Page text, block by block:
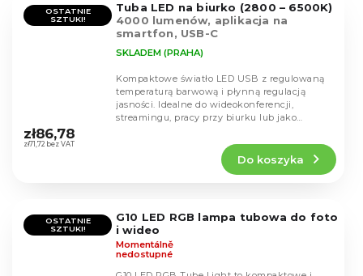
gwiazdek.
OSTATNIE
SZTUKI!
Tuba LED na biurko (2800 – 6500K)
4000 lumenów, aplikacja na
smartfon, USB-C
ocena
produktu
gwiazdek.
SKLADEM (PRAHA)
zł71,72 bez VAT
zł86,78
Do koszyka
Kompaktowe światło LED USB z regulowaną
temperaturą barwową i płynną regulacją
jasności. Idealne do wideokonferencji,
streamingu, pracy przy biurku lub jako
OSTATNIE
SZTUKI!
G10 LED RGB lampa tubowa do foto
i wideo
Momentálně
nedostupné